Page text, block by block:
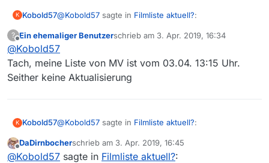
K Kobold57@Kobold57 sagte in Filmliste aktuell?:
heute Morgen 07:17 Uhr, während die Liste bei
MV selbst aktuell auf 12:15 Uhr verweist.
Jetzt kommt allerdings auch bei MV die Filmliste von
07:16 Uhr. Hoffentlich war nicht wieder ungebetener
?
Offline
Ein ehemaliger Benutzerschrieb am 3. Apr. 2019, 16:34
zuletzt editiert von
@Kobold57
Tach, meine Liste von MV ist vom 03.04. 13:15 Uhr.
Seither keine Aktualisierung
K Kobold57@Kobold57 sagte in Filmliste aktuell?:
Die Filmlistenaktualisierung bei MVW steht auf
Offline
DaDirnbocherschrieb am 3. Apr. 2019, 16:45
zuletzt editiert von
@Kobold57 sagte in Filmliste aktuell?: